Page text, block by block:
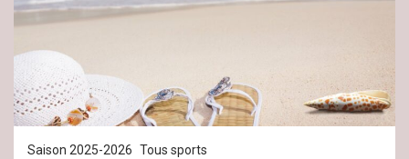
Saison 2025-2026 Tous sports